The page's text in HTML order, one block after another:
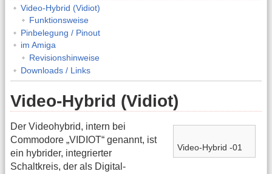
Video-Hybrid (Vidiot)
Funktionsweise
Pinbelegung / Pinout
im Amiga
Revisionshinweise
Downloads / Links
Video-Hybrid (Vidiot)
Video-Hybrid -01
Der Videohybrid, intern bei
Commodore „VIDIOT“ genannt, ist
ein hybrider, integrierter
Schaltkreis, der als Digital-